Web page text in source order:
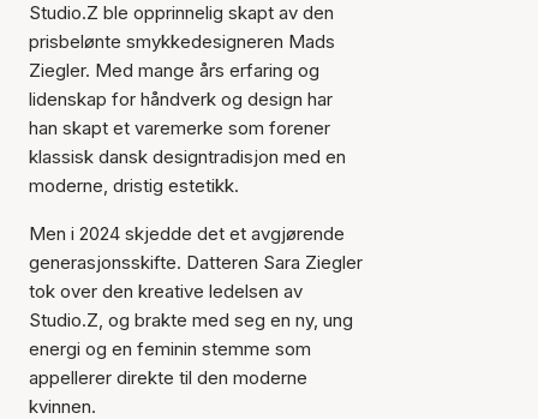
Studio.Z ble opprinnelig skapt av den
prisbelønte smykkedesigneren Mads
Ziegler. Med mange års erfaring og
lidenskap for håndverk og design har
han skapt et varemerke som forener
klassisk dansk designtradisjon med en
moderne, dristig estetikk.
Men i 2024 skjedde det et avgjørende
generasjonsskifte. Datteren Sara Ziegler
tok over den kreative ledelsen av
Studio.Z, og brakte med seg en ny, ung
energi og en feminin stemme som
appellerer direkte til den moderne
kvinnen.